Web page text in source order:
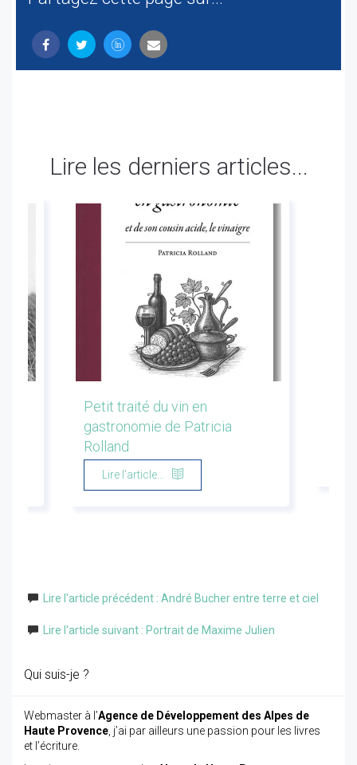
Lire les derniers articles...
Petit traité du vin en
gastronomie de Patricia
Rolland
Lire l'article...
Lire l'article précédent : André Bucher entre terre et ciel
Lire l'article suivant : Portrait de Maxime Julien
Qui suis-je ?
Webmaster à l’Agence de Développement des Alpes de
Haute Provence , j’ai par ailleurs une passion pour les livres
et l’écriture.